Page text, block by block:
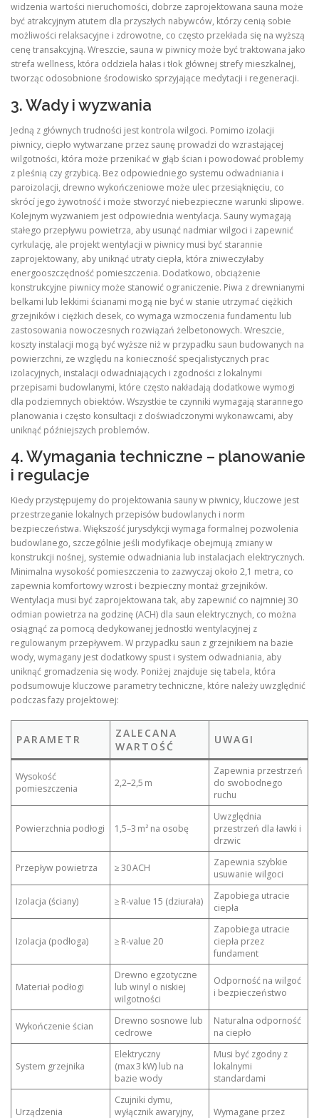
widzenia wartości nieruchomości, dobrze zaprojektowana sauna może
być atrakcyjnym atutem dla przyszłych nabywców, którzy cenią sobie
możliwości relaksacyjne i zdrowotne, co często przekłada się na wyższą
cenę transakcyjną. Wreszcie, sauna w piwnicy może być traktowana jako
strefa wellness, która oddziela hałas i tłok głównej strefy mieszkalnej,
tworząc odosobnione środowisko sprzyjające medytacji i regeneracji.
3. Wady i wyzwania
Jedną z głównych trudności jest kontrola wilgoci. Pomimo izolacji
piwnicy, ciepło wytwarzane przez saunę prowadzi do wzrastającej
wilgotności, która może przenikać w głąb ścian i powodować problemy
z pleśnią czy grzybicą. Bez odpowiedniego systemu odwadniania i
paroizolacji, drewno wykończeniowe może ulec przesiąknięciu, co
skrócí jego żywotność i może stworzyć niebezpieczne warunki slipowe.
Kolejnym wyzwaniem jest odpowiednia wentylacja. Sauny wymagają
stałego przepływu powietrza, aby usunąć nadmiar wilgoci i zapewnić
cyrkulację, ale projekt wentylacji w piwnicy musi być starannie
zaprojektowany, aby uniknąć utraty ciepła, która zniweczyłaby
energooszczędność pomieszczenia. Dodatkowo, obciążenie
konstrukcyjne piwnicy może stanowić ograniczenie. Piwa z drewnianymi
belkami lub lekkimi ścianami mogą nie być w stanie utrzymać ciężkich
grzejników i ciężkich desek, co wymaga wzmoczenia fundamentu lub
zastosowania nowoczesnych rozwiązań żelbetonowych. Wreszcie,
koszty instalacji mogą być wyższe niż w przypadku saun budowanych na
powierzchni, ze względu na konieczność specjalistycznych prac
izolacyjnych, instalacji odwadniających i zgodności z lokalnymi
przepisami budowlanymi, które często nakładają dodatkowe wymogi
dla podziemnych obiektów. Wszystkie te czynniki wymagają starannego
planowania i często konsultacji z doświadczonymi wykonawcami, aby
uniknąć późniejszych problemów.
4. Wymagania techniczne – planowanie
i regulacje
Kiedy przystępujemy do projektowania sauny w piwnicy, kluczowe jest
przestrzeganie lokalnych przepisów budowlanych i norm
bezpieczeństwa. Większość jurysdykcji wymaga formalnej pozwolenia
budowlanego, szczególnie jeśli modyfikacje obejmują zmiany w
konstrukcji nośnej, systemie odwadniania lub instalacjach elektrycznych.
Minimalna wysokość pomieszczenia to zazwyczaj około 2,1 metra, co
zapewnia komfortowy wzrost i bezpieczny montaż grzejników.
Wentylacja musi być zaprojektowana tak, aby zapewnić co najmniej 30
odmian powietrza na godzinę (ACH) dla saun elektrycznych, co można
osiągnąć za pomocą dedykowanej jednostki wentylacyjnej z
regulowanym przepływem. W przypadku saun z grzejnikiem na bazie
wody, wymagany jest dodatkowy spust i system odwadniania, aby
uniknąć gromadzenia się wody. Poniżej znajduje się tabela, która
podsumowuje kluczowe parametry techniczne, które należy uwzględnić
podczas fazy projektowej:
PARAMETR
ZALECANA
WARTOŚĆ
UWAGI
Wysokość
pomieszczenia
2,2–2,5 m
Zapewnia przestrzeń
do swobodnego
ruchu
Powierzchnia podłogi 1,5–3 m² na osobę
Uwzględnia
przestrzeń dla ławki i
drzwic
Przepływ powietrza ≥ 30 ACH
Zapewnia szybkie
usuwanie wilgoci
Izolacja (ściany) ≥ R‑value 15 (dziurała)
Zapobiega utracie
ciepła
Izolacja (podłoga) ≥ R‑value 20
Zapobiega utracie
ciepła przez
fundament
Materiał podłogi
Drewno egzotyczne
lub winyl o niskiej
wilgotności
Odporność na wilgoć
i bezpieczeństwo
Wykończenie ścian
Drewno sosnowe lub
cedrowe
Naturalna odporność
na ciepło
System grzejnika
Elektryczny
(max 3 kW) lub na
bazie wody
Musi być zgodny z
lokalnymi
standardami
Urządzenia
Czujniki dymu,
wyłącznik awaryjny,
Wymagane przez